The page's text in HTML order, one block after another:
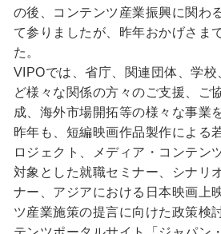
の後、コンテンツ産業振興に関わ
て参りましたが、昨年おかげさま
た。
VIPOでは、省庁、関連団体、学
ど様々な関係の方々のご支援、ご
成、海外市場開拓等の様々な事業
昨年も、短編映画作品製作による
ロジェクト、メディア・コンテン
対象とした就職セミナー、シナリ
ナー、アジアにおける日本映画上
ツ産業施策の提言に向けた政策検